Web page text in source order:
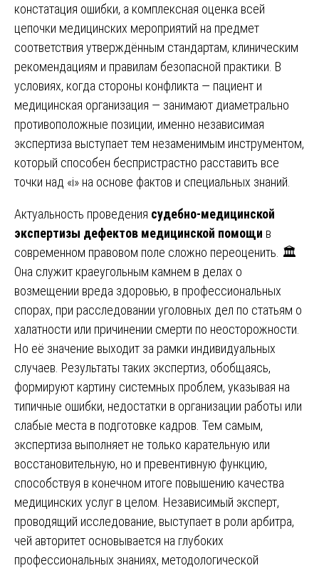
констатация ошибки, а комплексная оценка всей
цепочки медицинских мероприятий на предмет
соответствия утверждённым стандартам, клиническим
рекомендациям и правилам безопасной практики. В
условиях, когда стороны конфликта — пациент и
медицинская организация — занимают диаметрально
противоположные позиции, именно независимая
экспертиза выступает тем незаменимым инструментом,
который способен беспристрастно расставить все
точки над «i» на основе фактов и специальных знаний.
Актуальность проведения судебно-медицинской
экспертизы дефектов медицинской помощи в
современном правовом поле сложно переоценить. 🏛️
Она служит краеугольным камнем в делах о
возмещении вреда здоровью, в профессиональных
спорах, при расследовании уголовных дел по статьям о
халатности или причинении смерти по неосторожности.
Но её значение выходит за рамки индивидуальных
случаев. Результаты таких экспертиз, обобщаясь,
формируют картину системных проблем, указывая на
типичные ошибки, недостатки в организации работы или
слабые места в подготовке кадров. Тем самым,
экспертиза выполняет не только карательную или
восстановительную, но и превентивную функцию,
способствуя в конечном итоге повышению качества
медицинских услуг в целом. Независимый эксперт,
проводящий исследование, выступает в роли арбитра,
чей авторитет основывается на глубоких
профессиональных знаниях, методологической